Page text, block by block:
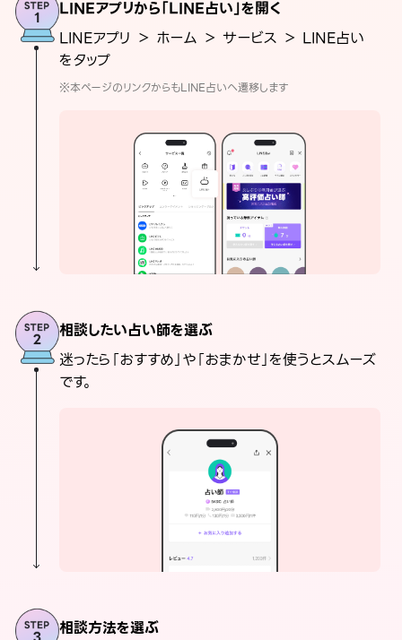
LINEアプリから「LINE占い」を開く
LINEアプリ ＞ ホーム ＞ サービス ＞ LINE占い
をタップ
※本ページのリンクからもLINE占いへ遷移します
相談したい占い師を選ぶ
迷ったら「おすすめ」や「おまかせ」を使うとスムーズ
です。
相談方法を選ぶ